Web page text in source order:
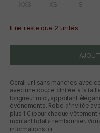
XXS XS S
Il ne reste que 2 unités
Corail uni sans manches avec
avec une coupe cintrée à la
longueur midi, apportant
événements. Robe d'invitée
plus 1 € (pour chaque
montant total à rembourser.
informations ici.